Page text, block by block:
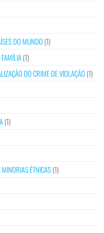
DO MUNDO (1)
(1)
DO CRIME DE VIOLAÇÃO (1)
(1)
ÉTNICAS(1)